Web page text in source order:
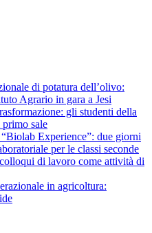
di potatura dell’olivo:
Agrario in gara a Jesi
gli studenti della
sale
Experience”: due giorni
per le classi seconde
di lavoro come attività di
in agricoltura: